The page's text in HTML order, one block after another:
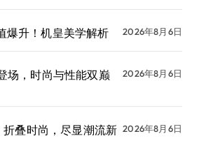
爆升！机皇美学解析 2026年8月6日
场，时尚与性能双巅
2026年8月6日
折叠时尚，尽显潮流新 2026年8月6日